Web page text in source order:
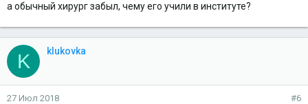
а обычный хирург забыл, чему его учили в институте?
K klukovka
27 Июл 2018 #6